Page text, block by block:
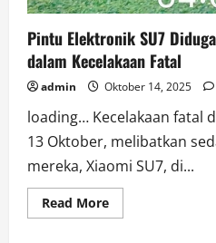
Pintu Elektronik SU7
dalam Kecelakaan Fatal
admin Oktober 14, 2025
loading… Kecelakaan fatal
13 Oktober, melibatkan
mereka, Xiaomi SU7, di...
Read MoreRead
more